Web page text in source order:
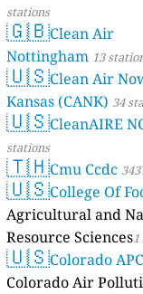
stations
🇬🇧Clean Air
Nottingham 13
🇺🇸Clean Air
Kansas (CANK) 34
🇺🇸CleanAIRE
stations
🇹🇭Cmu Ccdc
🇺🇸College Of
Agricultural and
Resource Sciences
🇺🇸Colorado
Colorado Air